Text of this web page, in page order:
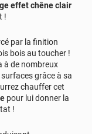
effet chêne clair
!
par la finition
bois au toucher !
à de nombreux
grâce à sa
chauffer cet
pour lui donner la
!